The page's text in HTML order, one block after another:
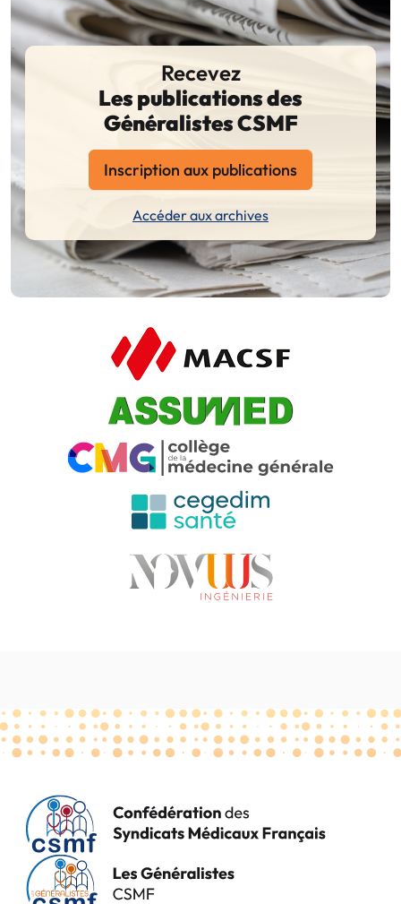
Recevez
Les publications des
Généralistes CSMF
Inscription aux publications
Accéder aux archives